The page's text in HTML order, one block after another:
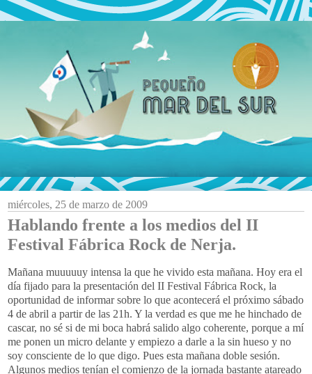
miércoles, 25 de marzo de 2009
Hablando frente a los medios del II
Festival Fábrica Rock de Nerja.
Mañana muuuuuy intensa la que he vivido esta mañana. Hoy era el
día fijado para la presentación del II Festival Fábrica Rock, la
oportunidad de informar sobre lo que acontecerá el próximo sábado
4 de abril a partir de las 21h. Y la verdad es que me he hinchado de
cascar, no sé si de mi boca habrá salido algo coherente, porque a mí
me ponen un micro delante y empiezo a darle a la sin hueso y no
soy consciente de lo que digo. Pues esta mañana doble sesión.
Algunos medios tenían el comienzo de la jornada bastante atareado